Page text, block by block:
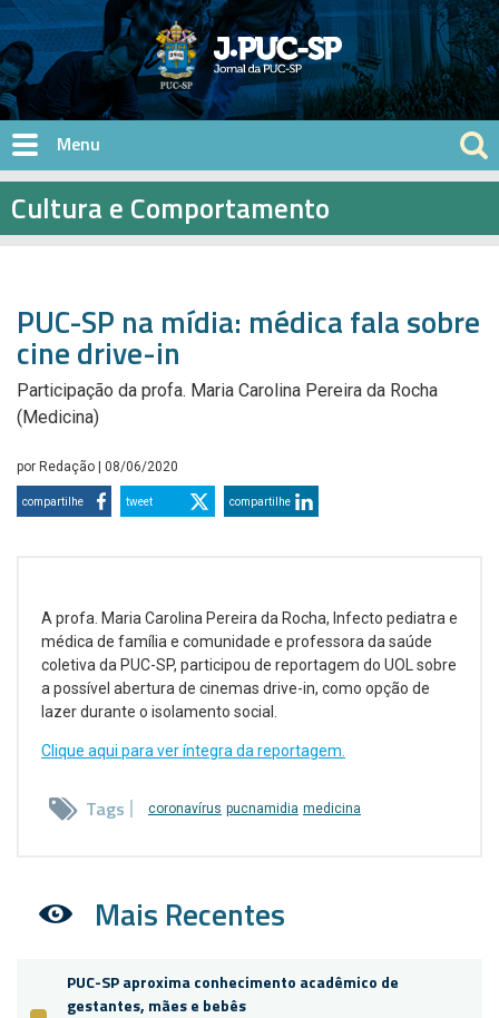
Pular para o conteúdo principal
Cultura e Comportamento
PUC-SP na mídia: médica fala sobre
cine drive-in
Participação da profa. Maria Carolina Pereira da Rocha
(Medicina)
por Redação | 08/06/2020
compartilhe tweet compartilhe
A profa. Maria Carolina Pereira da Rocha, Infecto pediatra e
médica de família e comunidade e professora da saúde
coletiva da PUC-SP, participou de reportagem do UOL sobre
a possível abertura de cinemas drive-in, como opção de
lazer durante o isolamento social.
Clique aqui para ver íntegra da reportagem.
Tags coronavírus pucnamidia medicina
Mais Recentes
PUC-SP aproxima conhecimento acadêmico de
gestantes, mães e bebês